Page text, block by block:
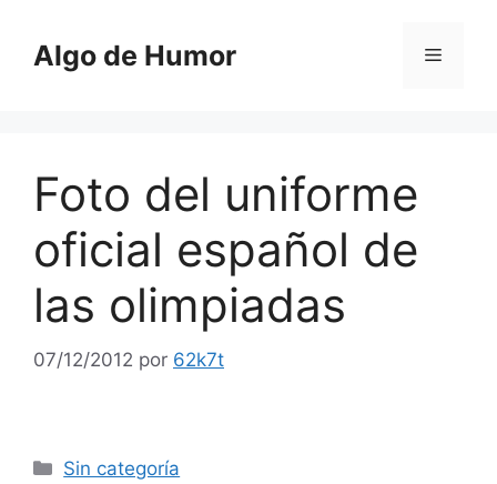
contenido
Algo de Humor Menú
Foto del uniforme
oficial español de
las olimpiadas
07/12/2012 por 62k7t
Categorías
Sin categoría